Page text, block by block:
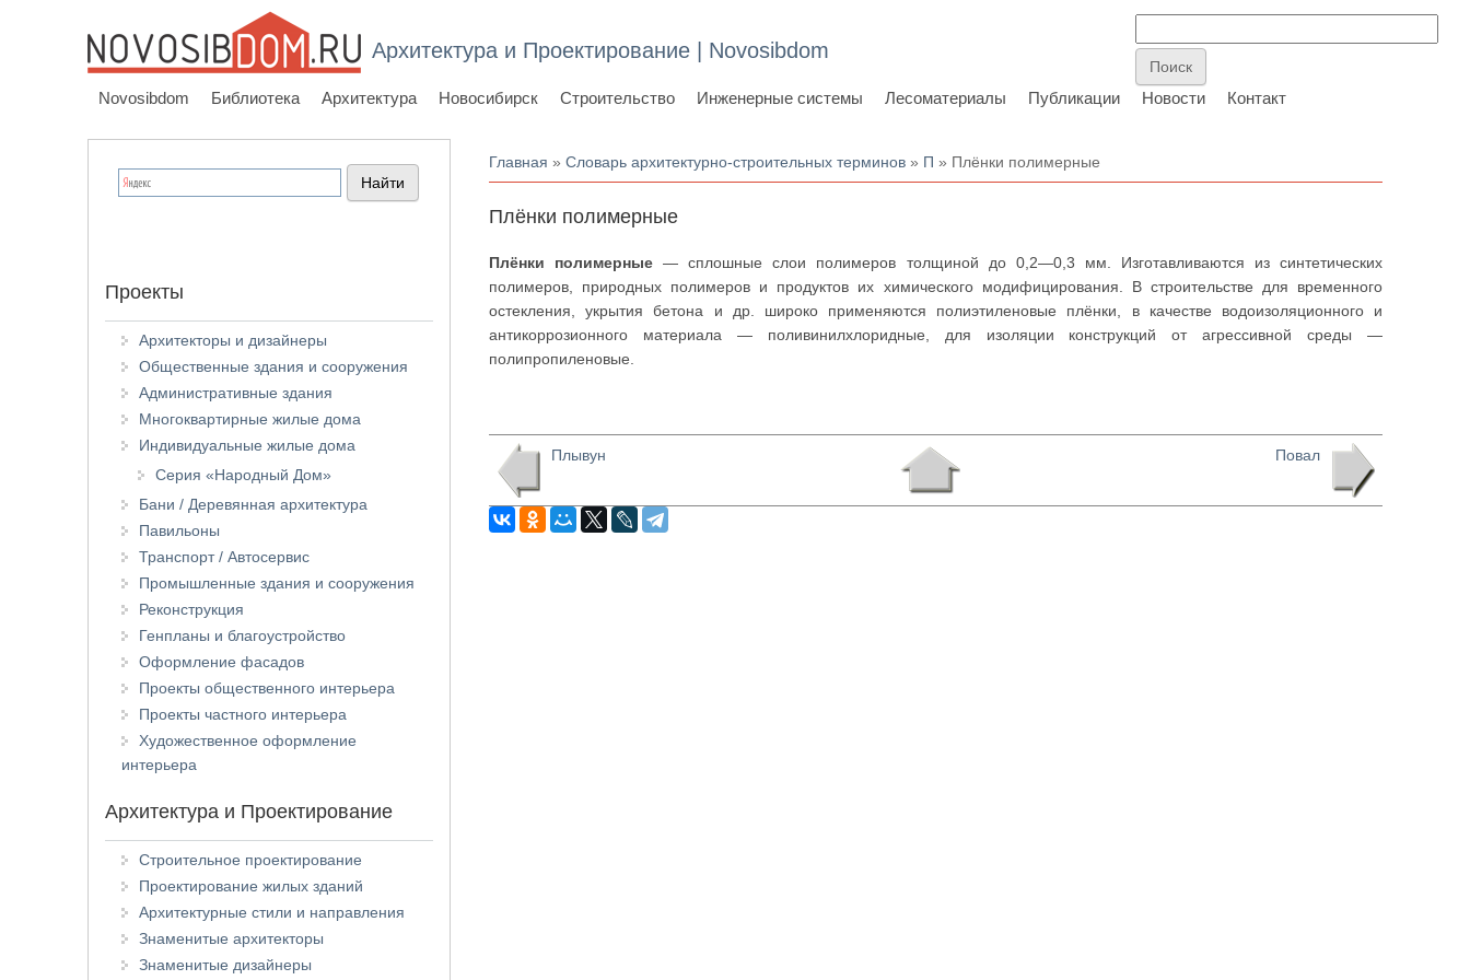
Архитектура и Проектирование | Novosibdom
Novosibdom Библиотека Архитектура Новосибирск Строительство Инженерные системы Лесоматериалы Публикации Новости Контакт
Вы здесь
Главная »Словарь архитектурно-строительных терминов » П » Плёнки полимерные
Плёнки полимерные
Плёнки полимерные — сплошные слои полимеров толщиной до 0,2—0,3 мм. Изготавливаются из синтетических
полимеров, природных полимеров и продуктов их химического модифицирования. В строительстве для временного
остекления, укрытия бетона и др. широко применяются полиэтиленовые плёнки, в качестве водоизоляционного и
антикоррозионного материала — поливинилхлоридные, для изоляции конструкций от агрессивной среды —
полипропиленовые.
Плывун Повал
Проекты
Архитекторы и дизайнеры
Общественные здания и сооружения
Административные здания
Многоквартирные жилые дома
Индивидуальные жилые дома
Серия «Народный Дом»
Бани / Деревянная архитектура
Павильоны
Транспорт / Автосервис
Промышленные здания и сооружения
Реконструкция
Генпланы и благоустройство
Оформление фасадов
Проекты общественного интерьера
Проекты частного интерьера
Художественное оформление
интерьера
Архитектура и Проектирование
Строительное проектирование
Проектирование жилых зданий
Архитектурные стили и направления
Знаменитые архитекторы
Знаменитые дизайнеры